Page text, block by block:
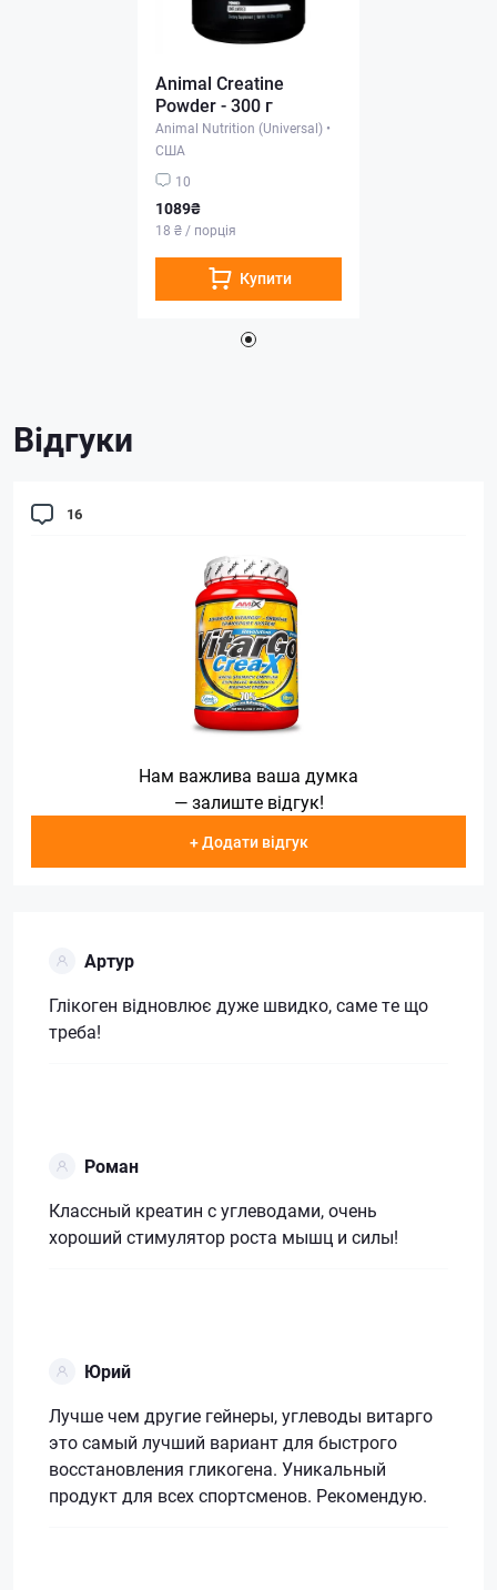
Animal Creatine
Powder - 300 г
Animal Nutrition (Universal) •
США
10
1089₴
18 ₴ / порція
Купити
Відгуки
16
Нам важлива ваша думка
— залиште відгук!
+ Додати відгук
Артур
Глікоген відновлює дуже швидко, саме те що
треба!
Роман
Классный креатин с углеводами, очень
хороший стимулятор роста мышц и силы!
Юрий
Лучше чем другие гейнеры, углеводы витарго
это самый лучший вариант для быстрого
восстановления гликогена. Уникальный
продукт для всех спортсменов. Рекомендую.